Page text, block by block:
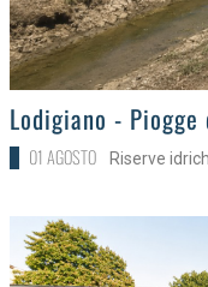
>Lodigiano -
01 AGOSTO Riserve